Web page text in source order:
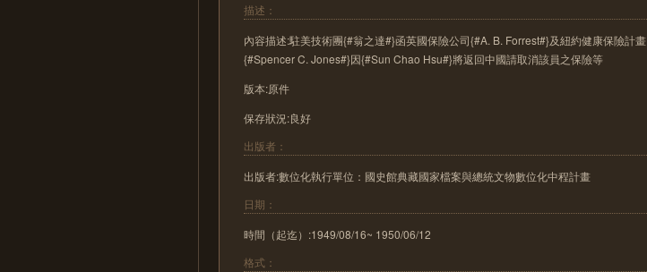
描述：
內容描述:駐美技術團{#翁之達#}函英國保險公司{#A. B. Forrest#}及紐約健康保險計畫
{#Spencer C. Jones#}因{#Sun Chao Hsu#}將返回中國請取消該員之保險等
版本:原件
保存狀況:良好
出版者：
出版者:數位化執行單位：國史館典藏國家檔案與總統文物數位化中程計畫
日期：
時間（起迄）:1949/08/16~ 1950/06/12
格式：